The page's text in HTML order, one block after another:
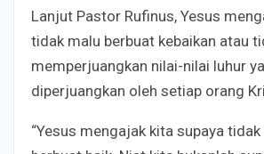
Lanjut Pastor Rufinus, Yesus
tidak malu berbuat kebaikan atau
memperjuangkan nilai-nilai luhur
diperjuangkan oleh setiap orang
“Yesus mengajak kita supaya